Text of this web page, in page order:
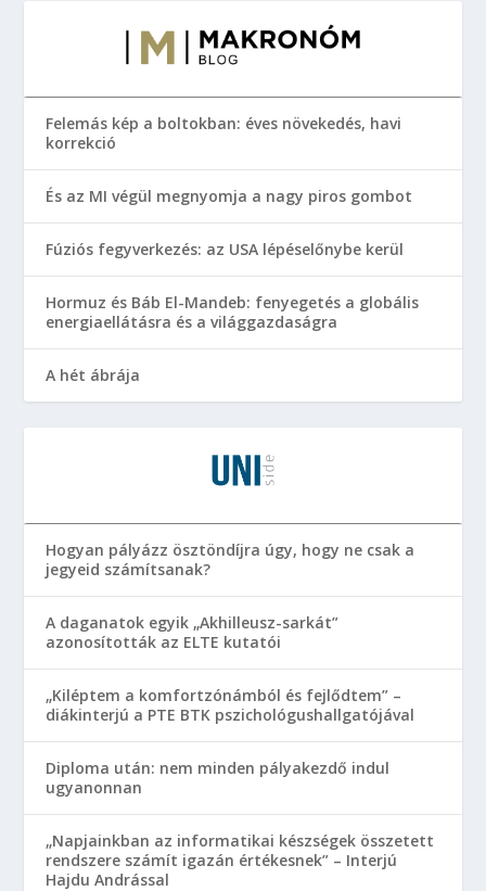
Felemás kép a boltokban: éves növekedés, havi
korrekció
És az MI végül megnyomja a nagy piros gombot
Fúziós fegyverkezés: az USA lépéselőnybe kerül
Hormuz és Báb El-Mandeb: fenyegetés a globális
energiaellátásra és a világgazdaságra
A hét ábrája
Hogyan pályázz ösztöndíjra úgy, hogy ne csak a
jegyeid számítsanak?
A daganatok egyik „Akhilleusz-sarkát”
azonosították az ELTE kutatói
„Kiléptem a komfortzónámból és fejlődtem” –
diákinterjú a PTE BTK pszichológushallgatójával
Diploma után: nem minden pályakezdő indul
ugyanonnan
„Napjainkban az informatikai készségek összetett
rendszere számít igazán értékesnek” – Interjú
Hajdu Andrással